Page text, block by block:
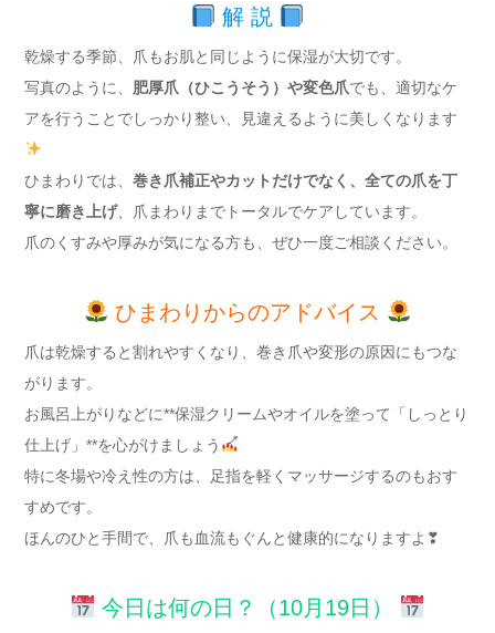
解 説
乾燥する季節、爪もお肌と同じように保湿が大切です。
写真のように、 肥厚爪（ひこうそう）や変色爪でも、適切なケ
アを行うことでしっかり整い、見違えるように美しくなります
ひまわりでは、 巻き爪補正やカットだけでなく、全ての爪を丁
寧に磨き上げ、爪まわりまでトータルでケアしています。
爪のくすみや厚みが気になる方も、ぜひ一度ご相談ください。
ひまわりからのアドバイス
爪は乾燥すると割れやすくなり、巻き爪や変形の原因にもつな
がります。
お風呂上がりなどに**保湿クリームやオイルを塗って「しっとり
仕上げ」**を心がけましょう
特に冬場や冷え性の方は、足指を軽くマッサージするのもおす
すめです。
ほんのひと手間で、爪も血流もぐんと健康的になりますよ❣
今日は何の日？（10月19日）